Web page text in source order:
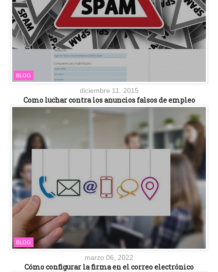
BLOG
diciembre 11, 2015
Como luchar contra los anuncios falsos de empleo
BLOG
marzo 06, 2022
Cómo configurar la firma en el correo electrónico